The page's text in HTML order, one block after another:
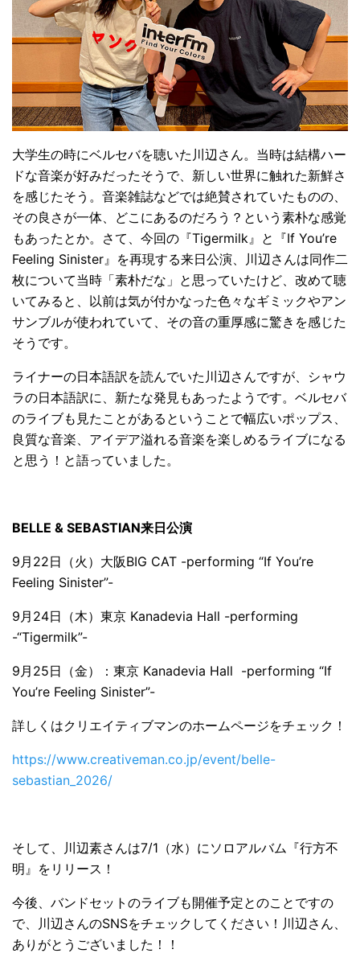
大学生の時にベルセバを聴いた川辺さん。当時は結構ハー
ドな音楽が好みだったそうで、新しい世界に触れた新鮮さ
を感じたそう。音楽雑誌などでは絶賛されていたものの、
その良さが一体、どこにあるのだろう？という素朴な感覚
もあったとか。さて、今回の『Tigermilk』と『If You’re
Feeling Sinister』を再現する来日公演、川辺さんは同作二
枚について当時「素朴だな」と思っていたけど、改めて聴
いてみると、以前は気が付かなった色々なギミックやアン
サンブルが使われていて、その音の重厚感に驚きを感じた
そうです。
ライナーの日本語訳を読んでいた川辺さんですが、シャウ
ラの日本語訳に、新たな発見もあったようです。ベルセバ
のライブも見たことがあるということで幅広いポップス、
良質な音楽、アイデア溢れる音楽を楽しめるライブになる
と思う！と語っていました。
BELLE & SEBASTIAN来日公演
9月22日（火）大阪BIG CAT -performing “If You’re
Feeling Sinister”-
9月24日（木）東京 Kanadevia Hall -performing
-“Tigermilk”-
9月25日（金）：東京 Kanadevia Hall -performing “If
You’re Feeling Sinister”-
詳しくはクリエイティブマンのホームページをチェック！
https://www.creativeman.co.jp/event/belle-
sebastian_2026/
そして、川辺素さんは7/1（水）にソロアルバム『行方不
明』をリリース！
今後、バンドセットのライブも開催予定とのことですの
で、川辺さんのSNSをチェックしてください！川辺さん、
ありがとうございました！！